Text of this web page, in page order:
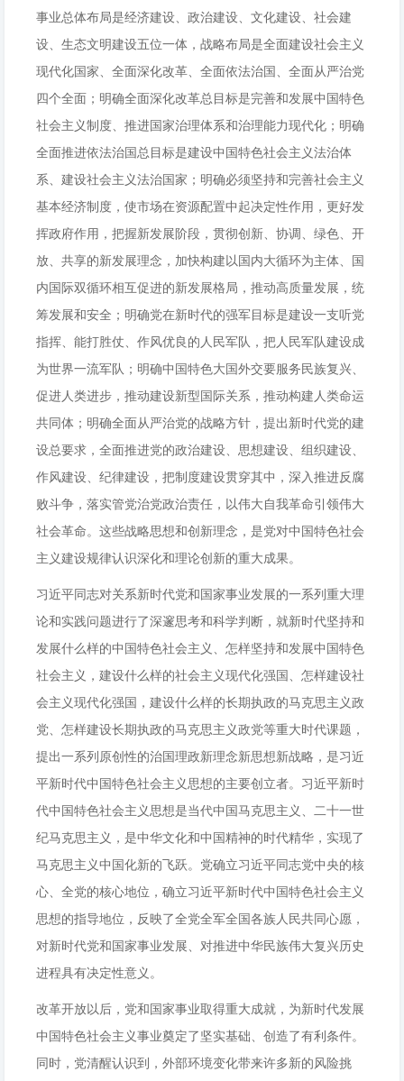
事业总体布局是经济建设、政治建设、文化建设、社会建
设、生态文明建设五位一体，战略布局是全面建设社会主义
现代化国家、全面深化改革、全面依法治国、全面从严治党
四个全面；明确全面深化改革总目标是完善和发展中国特色
社会主义制度、推进国家治理体系和治理能力现代化；明确
全面推进依法治国总目标是建设中国特色社会主义法治体
系、建设社会主义法治国家；明确必须坚持和完善社会主义
基本经济制度，使市场在资源配置中起决定性作用，更好发
挥政府作用，把握新发展阶段，贯彻创新、协调、绿色、开
放、共享的新发展理念，加快构建以国内大循环为主体、国
内国际双循环相互促进的新发展格局，推动高质量发展，统
筹发展和安全；明确党在新时代的强军目标是建设一支听党
指挥、能打胜仗、作风优良的人民军队，把人民军队建设成
为世界一流军队；明确中国特色大国外交要服务民族复兴、
促进人类进步，推动建设新型国际关系，推动构建人类命运
共同体；明确全面从严治党的战略方针，提出新时代党的建
设总要求，全面推进党的政治建设、思想建设、组织建设、
作风建设、纪律建设，把制度建设贯穿其中，深入推进反腐
败斗争，落实管党治党政治责任，以伟大自我革命引领伟大
社会革命。这些战略思想和创新理念，是党对中国特色社会
主义建设规律认识深化和理论创新的重大成果。
习近平同志对关系新时代党和国家事业发展的一系列重大理
论和实践问题进行了深邃思考和科学判断，就新时代坚持和
发展什么样的中国特色社会主义、怎样坚持和发展中国特色
社会主义，建设什么样的社会主义现代化强国、怎样建设社
会主义现代化强国，建设什么样的长期执政的马克思主义政
党、怎样建设长期执政的马克思主义政党等重大时代课题，
提出一系列原创性的治国理政新理念新思想新战略，是习近
平新时代中国特色社会主义思想的主要创立者。习近平新时
代中国特色社会主义思想是当代中国马克思主义、二十一世
纪马克思主义，是中华文化和中国精神的时代精华，实现了
马克思主义中国化新的飞跃。党确立习近平同志党中央的核
心、全党的核心地位，确立习近平新时代中国特色社会主义
思想的指导地位，反映了全党全军全国各族人民共同心愿，
对新时代党和国家事业发展、对推进中华民族伟大复兴历史
进程具有决定性意义。
改革开放以后，党和国家事业取得重大成就，为新时代发展
中国特色社会主义事业奠定了坚实基础、创造了有利条件。
同时，党清醒认识到，外部环境变化带来许多新的风险挑